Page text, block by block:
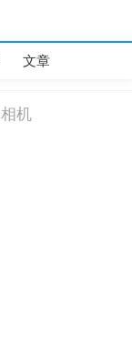
文章
机